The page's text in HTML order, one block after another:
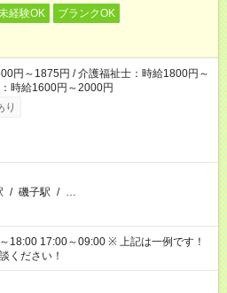
経験OK
ブランクOK
円～1875円 / 介護福祉士：時給1800円～
時給1600円～2000円
り
/ 磯子駅 / …
～09:00 ※ 上記は一例です！
ください！